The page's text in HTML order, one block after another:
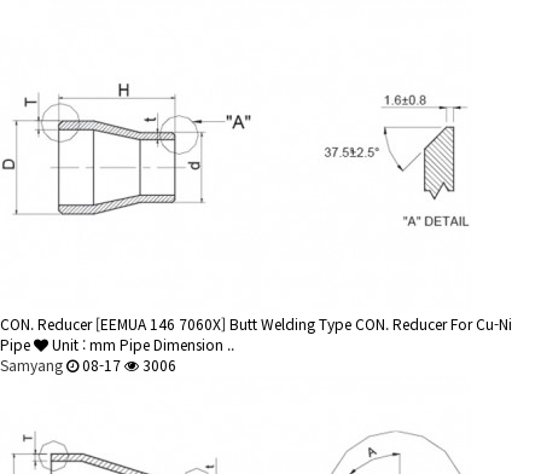
CON. Reducer [EEMUA 146 7060X] Butt Welding Type CON. Reducer For Cu-Ni
Pipe
Unit : mm Pipe Dimension ..
Samyang
08-17 3006